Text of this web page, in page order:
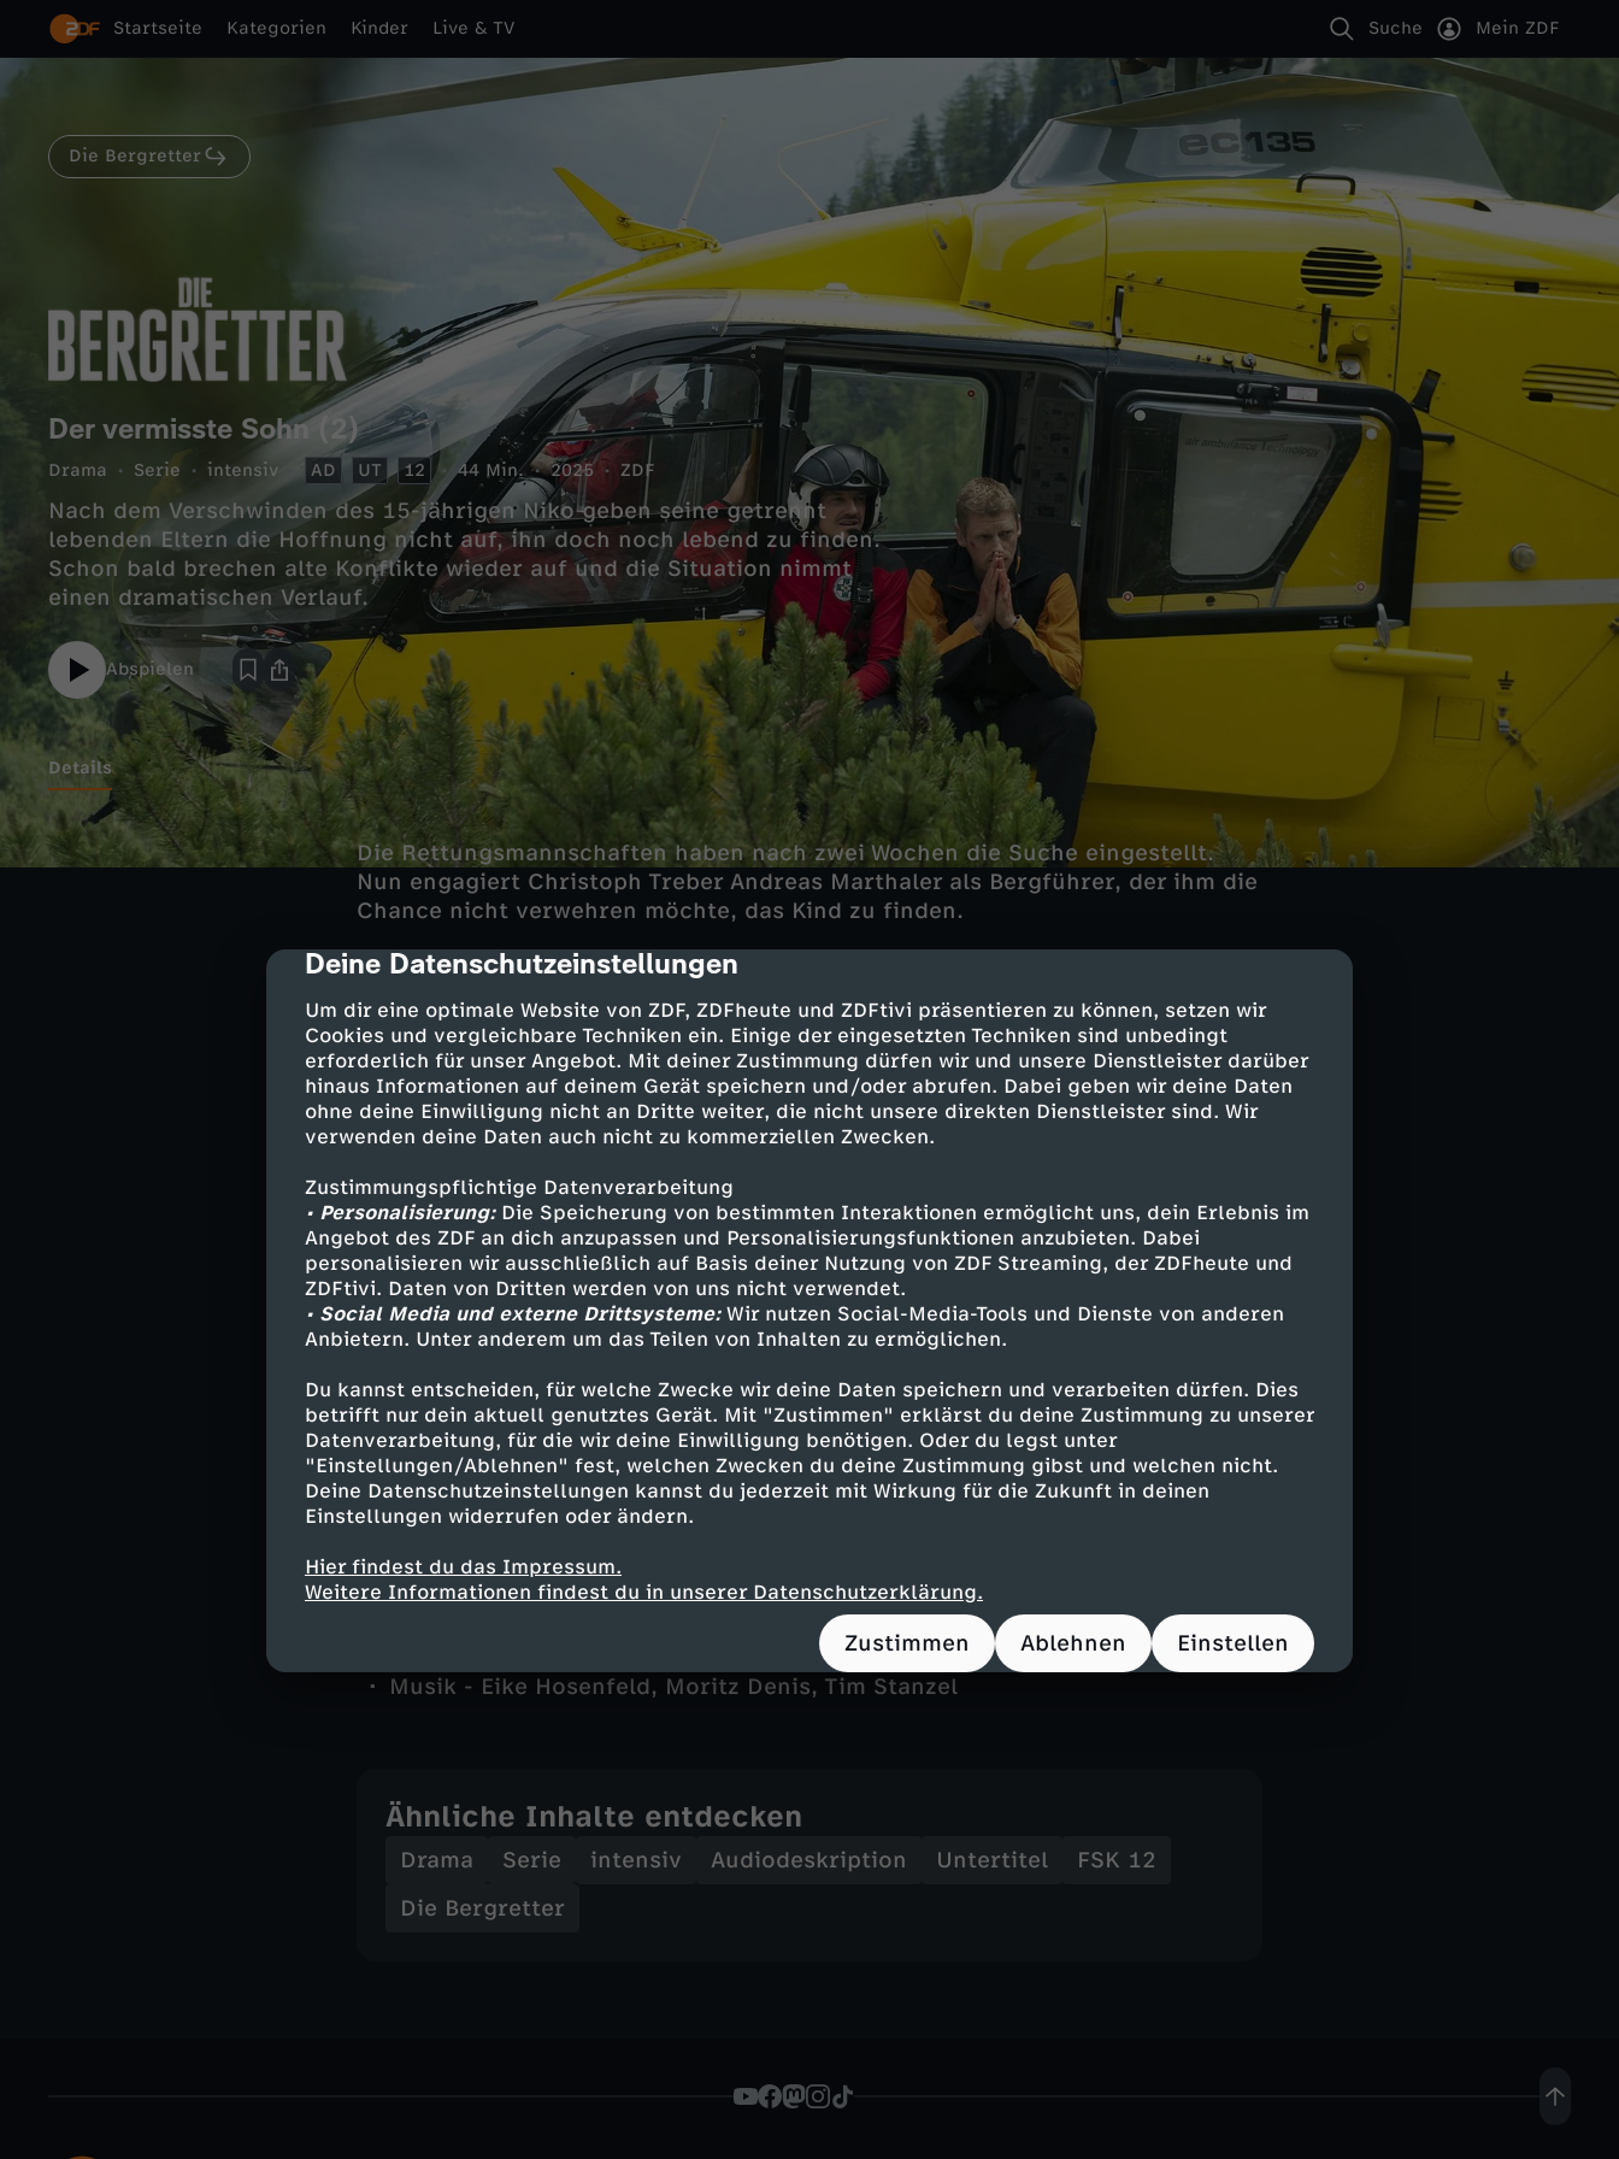
cmp-dialog-description
Deine Datenschutzeinstellungen
Um dir eine optimale Website von ZDF, ZDFheute und ZDFtivi präsentieren zu können, setzen wir
Cookies und vergleichbare Techniken ein. Einige der eingesetzten Techniken sind unbedingt
erforderlich für unser Angebot. Mit deiner Zustimmung dürfen wir und unsere Dienstleister darüber
hinaus Informationen auf deinem Gerät speichern und/oder abrufen. Dabei geben wir deine Daten
ohne deine Einwilligung nicht an Dritte weiter, die nicht unsere direkten Dienstleister sind. Wir
verwenden deine Daten auch nicht zu kommerziellen Zwecken.
Zustimmungspflichtige Datenverarbeitung
• Personalisierung:Die Speicherung von bestimmten Interaktionen ermöglicht uns, dein Erlebnis im
Angebot des ZDF an dich anzupassen und Personalisierungsfunktionen anzubieten. Dabei
personalisieren wir ausschließlich auf Basis deiner Nutzung von ZDF Streaming, der ZDFheute und
ZDFtivi. Daten von Dritten werden von uns nicht verwendet.
• Social Media und externe Drittsysteme:Wir nutzen Social-Media-Tools und Dienste von anderen
Anbietern. Unter anderem um das Teilen von Inhalten zu ermöglichen.
Du kannst entscheiden, für welche Zwecke wir deine Daten speichern und verarbeiten dürfen. Dies
betrifft nur dein aktuell genutztes Gerät. Mit "Zustimmen" erklärst du deine Zustimmung zu unserer
Datenverarbeitung, für die wir deine Einwilligung benötigen. Oder du legst unter
"Einstellungen/Ablehnen" fest, welchen Zwecken du deine Zustimmung gibst und welchen nicht.
Deine Datenschutzeinstellungen kannst du jederzeit mit Wirkung für die Zukunft in deinen
Einstellungen widerrufen oder ändern.
Hier findest du das Impressum.
Weitere Informationen findest du in unserer Datenschutzerklärung.
Zustimmen Ablehnen Einstellen
Startseite Kategorien Kinder Live & TV Suche Mein ZDF
Die Bergretter
Der vermisste Sohn (2)
Drama Serie intensiv AD UT 12 44 Min. 2025 ZDF
Nach dem Verschwinden des 15-jährigen Niko geben seine getrennt
lebenden Eltern die Hoffnung nicht auf, ihn doch noch lebend zu finden.
Schon bald brechen alte Konflikte wieder auf und die Situation nimmt
einen dramatischen Verlauf.
Abspielen
Details
Die Rettungsmannschaften haben nach zwei Wochen die Suche eingestellt.
Nun engagiert Christoph Treber Andreas Marthaler als Bergführer, der ihm die
Chance nicht verwehren möchte, das Kind zu finden.
Darsteller
Andreas Marthaler - Martin Gruber
Tobias Herbrechter - Markus Brandl
Bea Kleinert - Paula Paul
Michael Dörfler - Robert Lohr
Emilie Hofer - Stefanie von Poser
Franz Marthaler - Heinz Marecek
Peter Herbrechter - Michael König
Christoph Treber - Christoph Grunert
Julia Treber - Doris Schretzmayer
Miriam Treber - Vanessa Jung
Rudi - Michael Pascher
und andere -
Stab
Regie - Dirk Pientka
Kamera - Andreas Tams, Alex Traumann
Musik - Eike Hosenfeld, Moritz Denis, Tim Stanzel
Ähnliche Inhalte entdecken
Drama Serie intensiv Audiodeskription Untertitel
FSK 12
Die Bergretter